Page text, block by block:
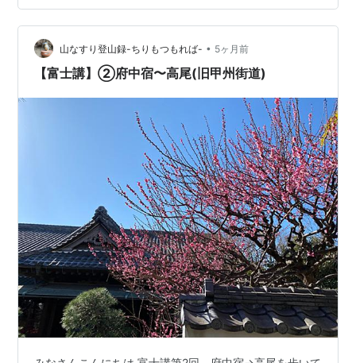
大社 5. 富士講（ふじこう）が富士塚を作った 6. 富士塚
について 7. いよいよ富士山登山 8. 品川神社へ行ってみよ
う！ 9. まとめ 10. 基本情報 関連記事 1.…
山なすり登山録-ちりもつもれば- • 5ヶ月前
【富士講】②府中宿〜高尾(旧甲州街道)